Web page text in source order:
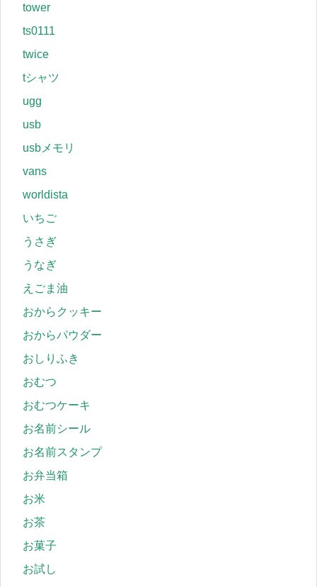
tower
ts0111
twice
tシャツ
ugg
usb
usbメモリ
vans
worldista
いちご
うさぎ
うなぎ
えごま油
おからクッキー
おからパウダー
おしりふき
おむつ
おむつケーキ
お名前シール
お名前スタンプ
お弁当箱
お米
お茶
お菓子
お試し